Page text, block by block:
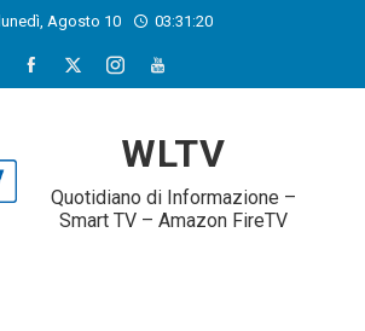
lunedì, Agosto 10 03:31:21
WLTV
Quotidiano di Informazione –
Smart TV – Amazon FireTV